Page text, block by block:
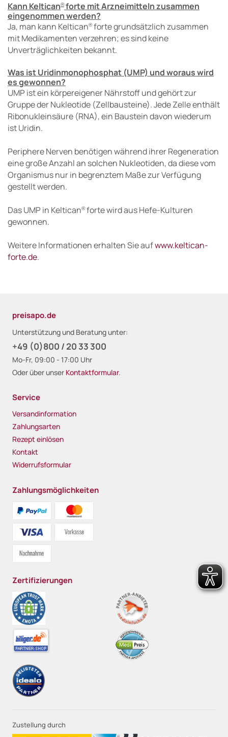
Kann Keltican®forte mit Arzneimitteln zusammen
eingenommen werden?
Ja, man kann Keltican®forte grundsätzlich zusammen
mit Medikamenten verzehren; es sind keine
Unverträglichkeiten bekannt.
Was ist Uridinmonophosphat (UMP) und woraus wird
es gewonnen?
UMP ist ein körpereigener Nährstoff und gehört zur
Gruppe der Nukleotide (Zellbausteine). Jede Zelle enthält
Ribonukleinsäure (RNA), ein Baustein davon wiederum
ist Uridin.
Periphere Nerven benötigen während ihrer Regeneration
eine große Anzahl an solchen Nukleotiden, da diese vom
Organismus nur in begrenztem Maße zur Verfügung
gestellt werden.
Das UMP in Keltican®forte wird aus Hefe-Kulturen
gewonnen.
Weitere Informationen erhalten Sie aufwww.keltican-
forte.de.
preisapo.de
Unterstützung und Beratung unter:
+49 (0)800 / 20 33 300
Mo-Fr, 09:00 - 17:00 Uhr
Oder über unser Kontaktformular.
Service
Versandinformation
Zahlungsarten
Rezept einlösen
Kontakt
Widerrufsformular
Zahlungsmöglichkeiten
Zertifizierungen
Zustellung durch